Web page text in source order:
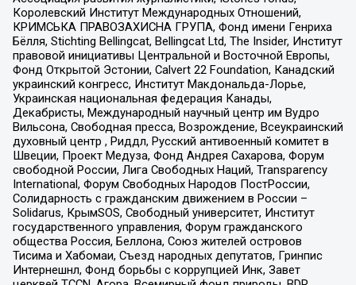
Королевский Институт Международных Отношений,
КРИМСЬКА ПРАВОЗАХИСНА ГРУПА, Фонд имени Генриха
Бёлля, Stichting Bellingcat, Bellingcat Ltd, The Insider, Институт
правовой инициативы Центральной и Восточной Европы,
Фонд Открытой Эстонии, Calvert 22 Foundation, Канадский
украинский конгресс, Институт Макдональда-Лорье,
Украинская национальная федерация Канады,
Декабристы, Международный научный центр им Вудро
Вильсона, Свободная пресса, Возрождение, Всеукраинский
духовный центр , Риддл, Русский антивоенный комитет в
Швеции, Проект Медуза, Фонд Андрея Сахарова, Форум
свободной России, Лига Свободных Наций, Transparеncy
International, Форум Свободных Народов ПостРоссии,
Солидарность с гражданским движением в России –
Solidarus, КрымSOS, Свободный университет, Институт
государственного управления, Форум гражданского
общества Россия, Беллона, Союз жителей островов
Тисима и Хабомаи, Съезд народных депутатов, Гринпис
Интернешнл, Фонд борьбы с коррупцией Инк, Завет